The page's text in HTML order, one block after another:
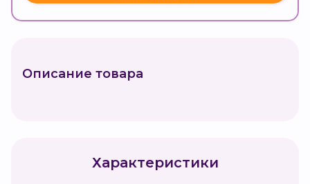
Описание товара
Характеристики